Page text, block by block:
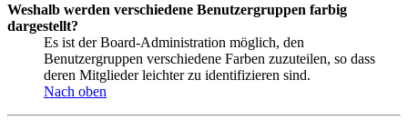
Weshalb werden verschiedene Benutzergruppen farbig
dargestellt?
Es ist der Board-Administration möglich, den
Benutzergruppen verschiedene Farben zuzuteilen, so dass
deren Mitglieder leichter zu identifizieren sind.
Nach oben